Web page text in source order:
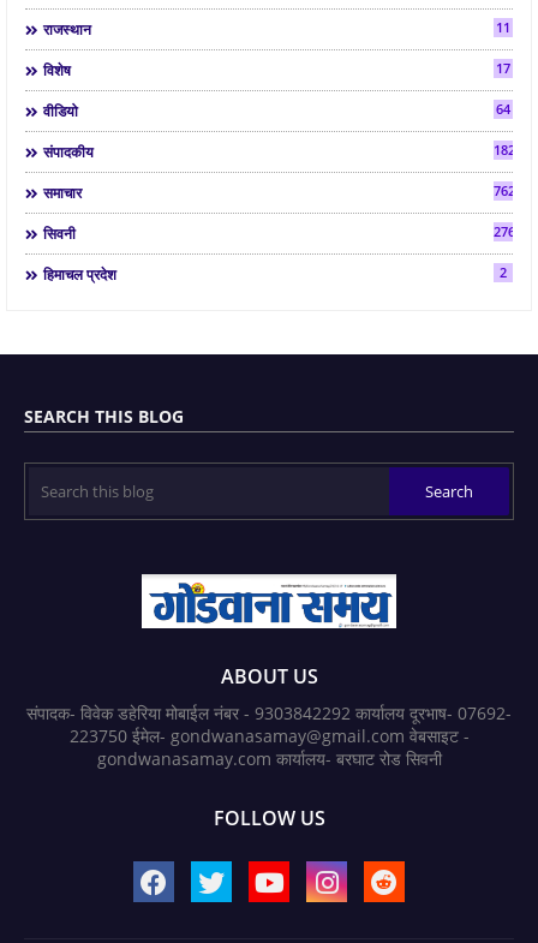
राजस्थान 11
विशेष 17
वीडियो 64
संपादकीय 182
समाचार 7624
सिवनी 2763
हिमाचल प्रदेश 2
SEARCH THIS BLOG
ABOUT US
संपादक- विवेक डहेरिया मोबाईल नंबर - 9303842292 कार्यालय दूरभाष- 07692-
223750 ईमेल- gondwanasamay@gmail.com वेबसाइट -
gondwanasamay.com कार्यालय- बरघाट रोड सिवनी
FOLLOW US